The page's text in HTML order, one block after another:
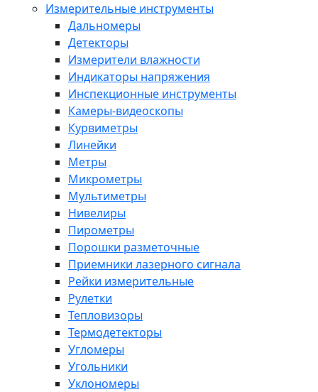
Измерительные инструменты
Дальномеры
Детекторы
Измерители влажности
Индикаторы напряжения
Инспекционные инструменты
Камеры-видеоскопы
Курвиметры
Линейки
Метры
Микрометры
Мультиметры
Нивелиры
Пирометры
Порошки разметочные
Приемники лазерного сигнала
Рейки измерительные
Рулетки
Тепловизоры
Термодетекторы
Угломеры
Угольники
Уклономеры